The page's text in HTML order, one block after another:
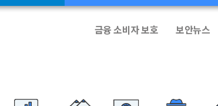
금융 소비자 보호 보안뉴스